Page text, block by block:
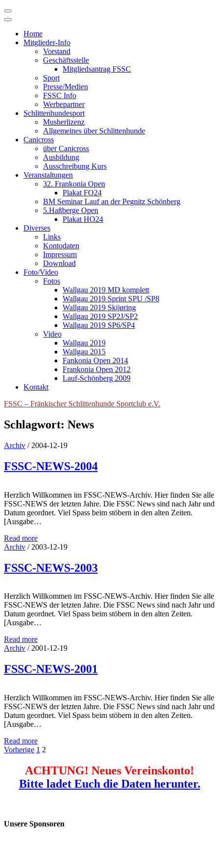
Skip
to
Home
Mitglieder-Info
Vorstand
Geschäftsstelle
Mitgliedsantrag FSSC
Sport
Presse/Medien
FSSC Info
Werbepartner
Schlittenhundesport
Musherlizenz
Allgemeines über Schlittenhunde
Canicross
über Canicross
Ausbildung
Ausschreibung Kurs
Veranstaltungen
32. Frankonia Open
Plakat FO24
BM Seminar Lauf an der Pegnitz Schönberg
5.Haßberge Open
Plakat HO24
Diverses
Links
Kontodaten
Impressum
Download
Foto/Video
Fotos
Wallgau 2019 MD komplett
Wallgau 2019 Sprint SPU /SP8
Wallgau 2019 Skijøring
Wallgau 2019 SP2J/SP2
Wallgau 2019 SP6/SP4
Video
Wallgau 2019
Wallgau 2015
Fankonia Open 2014
Frankonia Open 2012
Lauf-Schönberg 2009
Kontakt
FSSC – Fränkischer Schlittenhunde Sportclub e.V.
Schlagwort: News
Archiv / 2004-12-19
FSSC-NEWS-2004
Herzlich Willkommen im FSSC-NEWS-Archiv. Hier finden Sie alle
FSSC-NEWS der letzten Jahre. Die FSSC News sind nach Jahr und
Datum geordnet. Viel Spass beim stöbern in den alten Zeiten.
[Ausgabe…
Read more
Archiv / 2003-12-19
FSSC-NEWS-2003
Herzlich Willkommen im FSSC-NEWS-Archiv. Hier finden Sie alle
FSSC-NEWS der letzten Jahre. Die FSSC News sind nach Jahr und
Datum geordnet. Viel Spass beim stöbern in den alten Zeiten.
[Ausgabe…
Read more
Archiv / 2001-12-19
FSSC-NEWS-2001
Herzlich Willkommen im FSSC-NEWS-Archiv. Hier finden Sie alle
FSSC-NEWS der letzten Jahre. Die FSSC News sind nach Jahr und
Datum geordnet. Viel Spass beim stöbern in den alten Zeiten.
[Ausgabe…
Read more
Seitennummerierung
Beiträge
Vorherige 1 2
ACHTUNG! Neues Vereinskonto!
Bitte ladet Euch die Daten herunter.
Unsere Sponsoren